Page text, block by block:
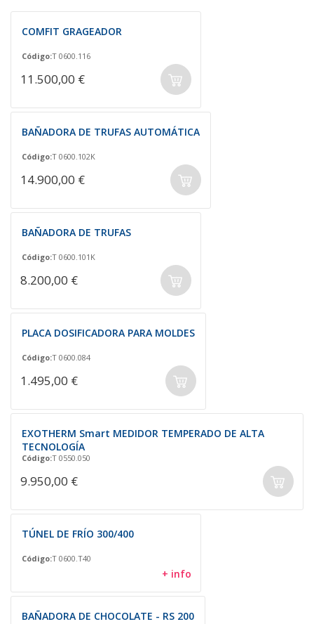
COMFIT GRAGEADOR
Código:T 0600.116
11.500,00 €
BAÑADORA DE TRUFAS AUTOMÁTICA
Código:T 0600.102K
14.900,00 €
BAÑADORA DE TRUFAS
Código:T 0600.101K
8.200,00 €
PLACA DOSIFICADORA PARA MOLDES
Código:T 0600.084
1.495,00 €
EXOTHERM Smart MEDIDOR TEMPERADO DE ALTA
TECNOLOGÍA
Código:T 0550.050
9.950,00 €
TÚNEL DE FRÍO 300/400
Código:T 0600.T40
+ info
BAÑADORA DE CHOCOLATE - RS 200